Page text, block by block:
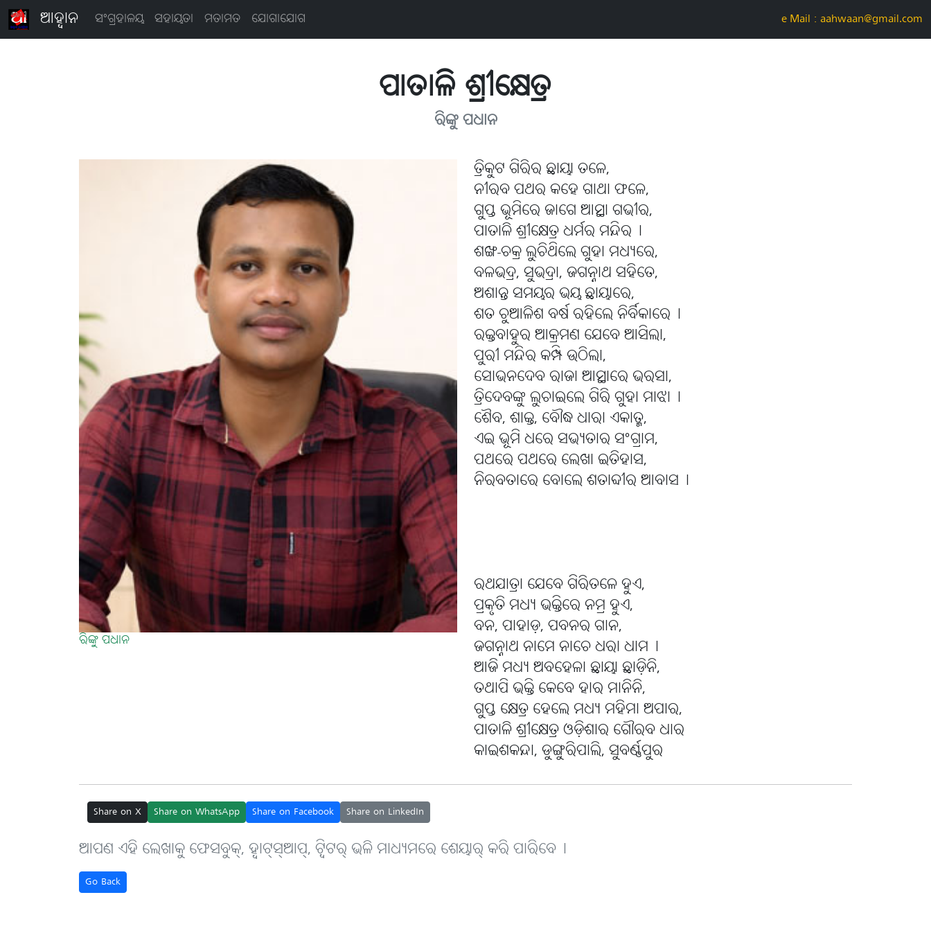
ଆହ୍ବାନ ସଂଗ୍ରହାଳୟ ସହାୟତା ମତାମତ ଯୋଗାଯୋଗ e-Mail : aahwaan@gmail.com
ପାତାଳି ଶ୍ରୀକ୍ଷେତ୍ର
ରିଙ୍କୁ ପଧାନ
ରିଙ୍କୁ ପଧାନ
ତ୍ରିକୁଟ ଗିରିର ଛାୟା ତଳେ,
ନୀରବ ପଥର କହେ ଗାଥା ଫଳେ,
ଗୁପ୍ତ ଭୂମିରେ ଜାଗେ ଆସ୍ଥା ଗଭୀର,
ପାତାଳି ଶ୍ରୀକ୍ଷେତ୍ର ଧର୍ମର ମନ୍ଦିର୤
ଶଙ୍ଖ-ଚକ୍ର ଲୁଚିଥିଲେ ଗୁହା ମଧ୍ୟରେ,
ବଳଭଦ୍ର, ସୁଭଦ୍ରା, ଜଗନ୍ନାଥ ସହିତେ,
ଅଶାନ୍ତ ସମୟର ଭୟ ଛାୟାରେ,
ଶତ ଚୁଆଳିଶ ବର୍ଷ ରହିଲେ ନିର୍ବିକାରେ୤
ରକ୍ତବାହୁର ଆକ୍ରମଣ ଯେବେ ଆସିଲା,
ପୁରୀ ମନ୍ଦିର କମ୍ପି ଉଠିଲା,
ସୋଭନଦେବ ରାଜା ଆସ୍ଥାରେ ଭରସା,
ତ୍ରିଦେବଙ୍କୁ ଲୁଚାଇଲେ ଗିରି ଗୁହା ମାଝା୤
ଶୈବ, ଶାକ୍ତ, ବୌଦ୍ଧ ଧାରା ଏକାତ୍ମ,
ଏଇ ଭୂମି ଧରେ ସଭ୍ୟତାର ସଂଗ୍ରାମ,
ପଥରେ ପଥରେ ଲେଖା ଇତିହାସ,
ନିରବତାରେ ବୋଲେ ଶତାବ୍ଦୀର ଆବାସ୤
ରଥଯାତ୍ରା ଯେବେ ଗିରିତଳେ ହୁଏ,
ପ୍ରକୃତି ମଧ୍ୟ ଭକ୍ତିରେ ନମ୍ର ହୁଏ,
ବନ, ପାହାଡ଼, ପବନର ଗାନ,
ଜଗନ୍ନାଥ ନାମେ ନାଚେ ଧରା ଧାମ୤
ଆଜି ମଧ୍ୟ ଅବହେଳା ଛାୟା ଛାଡ଼ିନି,
ତଥାପି ଭକ୍ତି କେବେ ହାର ମାନିନି,
ଗୁପ୍ତ କ୍ଷେତ୍ର ହେଲେ ମଧ୍ୟ ମହିମା ଅପାର,
ପାତାଳି ଶ୍ରୀକ୍ଷେତ୍ର ଓଡ଼ିଶାର ଗୌରବ ଧାର
କାଇଶକନ୍ଦା, ଡୁଙ୍ଗୁରିପାଲି, ସୁବର୍ଣ୍ଣପୁର
Share on X Share on WhatsApp Share on Facebook Share on LinkedIn
ଆପଣ ଏହି ଲେଖାକୁ ଫେସବୁକ୍, ହ୍ବାଟ୍‌ସ୍‌ଆପ୍, ଟ୍ବିଟର୍ ଭଳି ମାଧ୍ୟମରେ ଶେୟାର୍ କରି ପାରିବେ୤
Go Back